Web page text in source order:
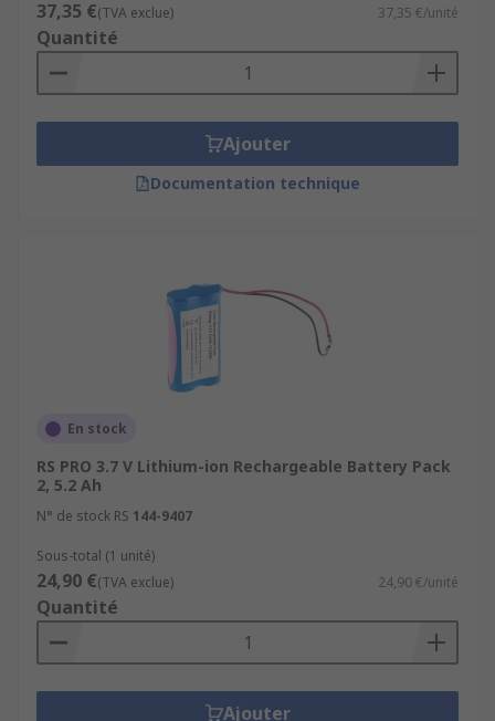
37,35 €(TVA exclue) 37,35 €/unité
Quantité
Ajouter
Documentation technique
En stock
RS PRO 3.7 V Lithium-ion Rechargeable Battery Pack
2, 5.2 Ah
N° de stock RS 144-9407
Sous-total (1 unité)
24,90 €(TVA exclue) 24,90 €/unité
Quantité
Ajouter